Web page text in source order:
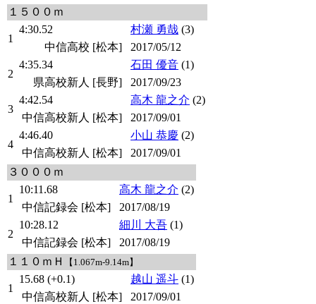
１５００ｍ
1
4:30.52 村瀬 勇哉 (3)
中信高校 [松本]
2017/05/12
2
4:35.34 石田 優音 (1)
県高校新人 [長野]
2017/09/23
3
4:42.54 高木 龍之介 (2)
中信高校新人 [松本]
2017/09/01
4
4:46.40 小山 恭慶 (2)
中信高校新人 [松本]
2017/09/01
３０００ｍ
1
10:11.68 高木 龍之介 (2)
中信記録会 [松本]
2017/08/19
2
10:28.12 細川 大吾 (1)
中信記録会 [松本]
2017/08/19
１１０ｍＨ
【1.067m-9.14m】
1
15.68 (+0.1) 越山 遥斗 (1)
中信高校新人 [松本]
2017/09/01